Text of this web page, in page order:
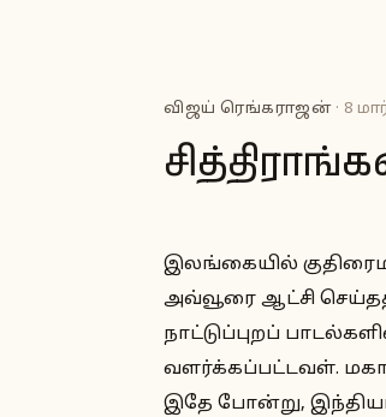
விஜய் ரெங்கராஜன்· 8
இலங்கையில்
அவ்வூரை ஆட்சி
நாட்டுப்புறப்
வளர்க்கப்பட்டவள்.
இதே போன்று,